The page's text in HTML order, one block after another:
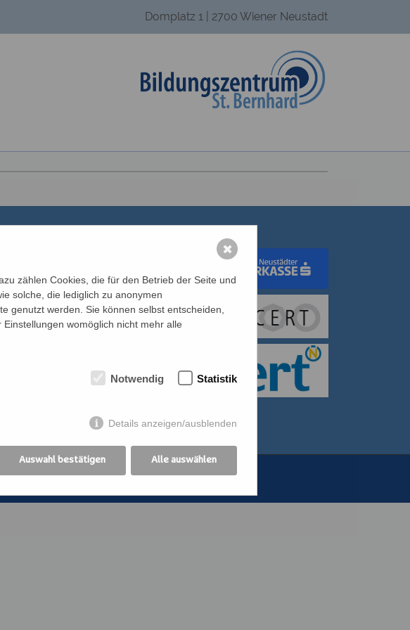
Domplatz 1 | 2700 Wiener Neustadt
Katholisches Bildungswerk Wien
Bildung Regional
Kirchliches Bibliothekswerk der
zählen Cookies, die für den Betrieb der Seite und
solche, die lediglich zu anonymen
genutzt werden. Sie können selbst entscheiden,
womöglich nicht mehr alle
Notwendig Statistik
Details anzeigen/ausblenden
Auswahl bestätigen Alle auswählen
✖